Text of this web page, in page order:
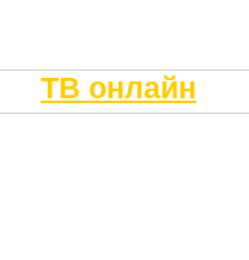
ТВ онлайн